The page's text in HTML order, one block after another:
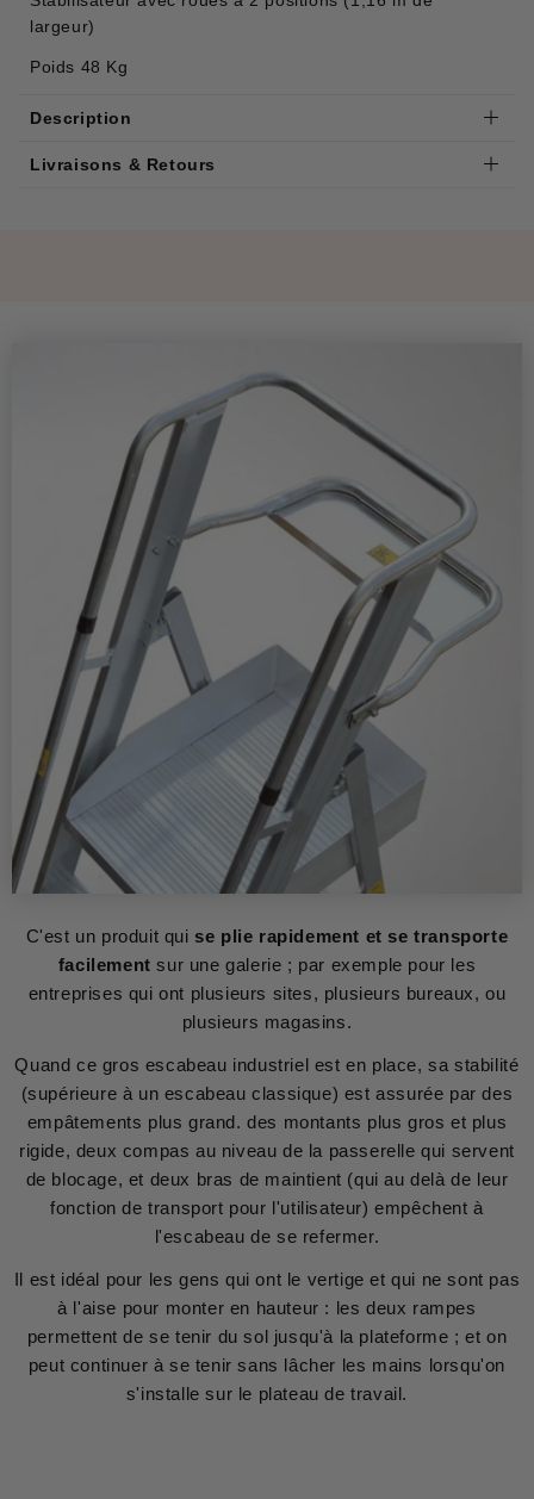
largeur)
Poids 48 Kg
Description
Livraisons & Retours
C'est un produit qui se plie rapidement et se transporte
facilement sur une galerie ; par exemple pour les
entreprises qui ont plusieurs sites, plusieurs bureaux, ou
plusieurs magasins.
Quand ce gros escabeau industriel est en place, sa stabilité
(supérieure à un escabeau classique) est assurée par des
empâtements plus grand. des montants plus gros et plus
rigide, deux compas au niveau de la passerelle qui servent
de blocage, et deux bras de maintient (qui au delà de leur
fonction de transport pour l'utilisateur) empêchent à
l'escabeau de se refermer.
Il est idéal pour les gens qui ont le vertige et qui ne sont pas
à l'aise pour monter en hauteur : les deux rampes
permettent de se tenir du sol jusqu'à la plateforme ; et on
peut continuer à se tenir sans lâcher les mains lorsqu'on
s'installe sur le plateau de travail.